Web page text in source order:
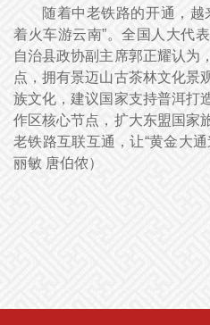
随着中老铁路的开通，越
着火车游云南”。全国人大代
自治县政协副主席郭正耀认为
点，拥有景迈山古茶林文化景
族文化，建议国家支持普洱打
作区核心节点，扩大东盟国家
老铁路互联互通，让“黄金大
丽敏 唐伯侬）